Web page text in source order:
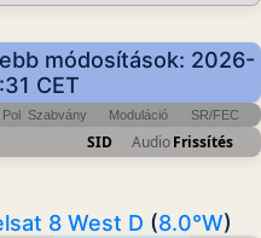
módosítások: 2026-
CET
Pol Szabvány Moduláció SR/FEC
SID AudioFrissítés
8 West D (8.0°W)